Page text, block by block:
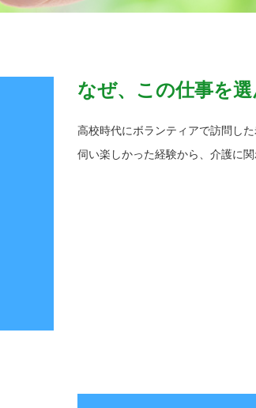
なぜ、この仕事を
高校時代にボランティアで訪問し
伺い楽しかった経験から、介護に